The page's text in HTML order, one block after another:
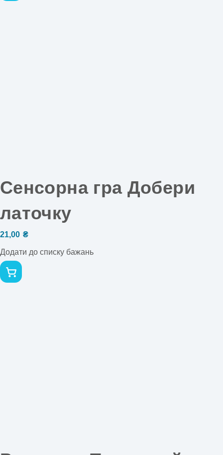
Сенсорна гра Добери
латочку
21,00 ₴
Додати до списку бажань